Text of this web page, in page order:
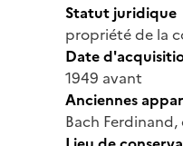
Statut juridique
propriété de la
Date
1949 avant
Anciennes
Bach